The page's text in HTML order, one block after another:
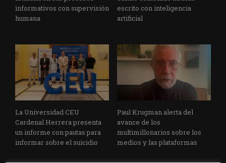
informativos con supervisión
humana
escrito con inteligencia
artificial
La Universidad CEU
Cardenal Herrera presenta
un informe con pautas para
informar sobre el suicidio
Paul Krugman alerta del
avance de los
multimillonarios sobre los
medios y las plataformas